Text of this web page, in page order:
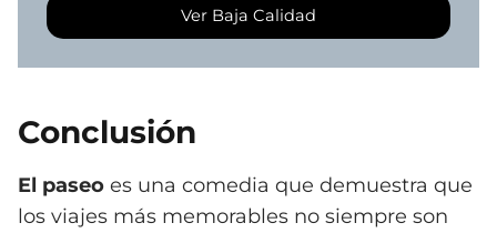
Ver Baja Calidad
Conclusión
El paseo es una comedia que demuestra que
los viajes más memorables no siempre son